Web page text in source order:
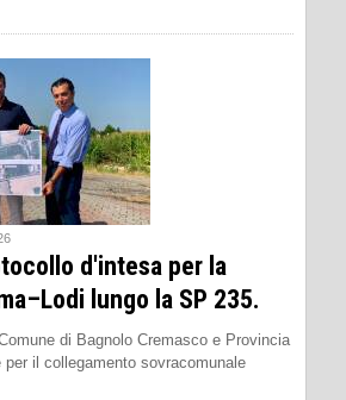
d'intesa per la
lungo la SP 235.
di Bagnolo Cremasco e Provincia
per il collegamento sovracomunale